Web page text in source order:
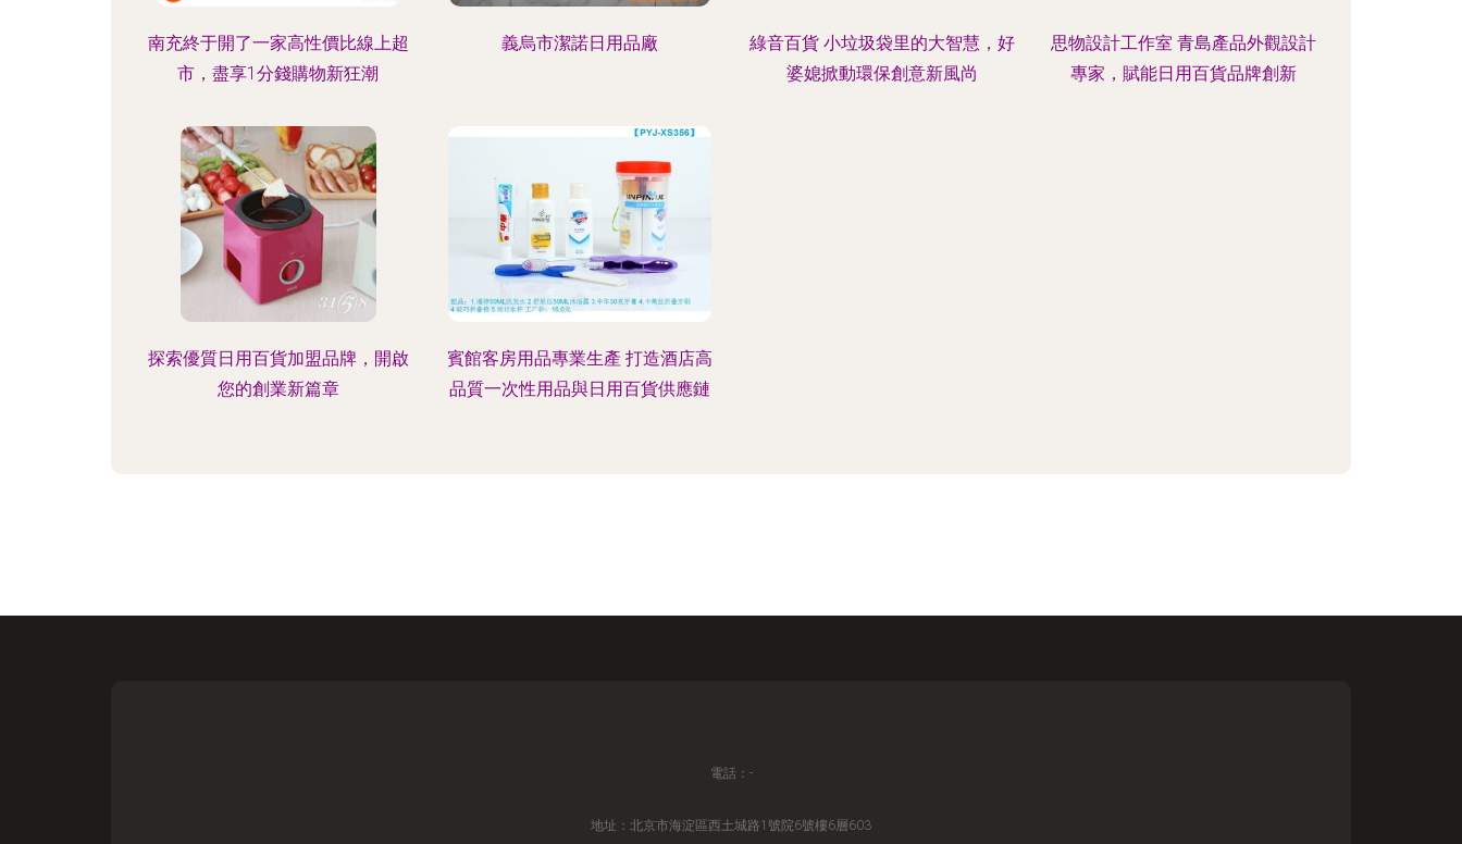
南充終于開了一家高性價比線上超
市，盡享1分錢購物新狂潮
義烏市潔諾日用品廠
綠音百貨 小垃圾袋里的大智慧，好
婆媳掀動環保創意新風尚
思物設計工作室 青島產品外觀設計
專家，賦能日用百貨品牌創新
探索優質日用百貨加盟品牌，開啟
您的創業新篇章
賓館客房用品專業生產 打造酒店高
品質一次性用品與日用百貨供應鏈
電話：-
地址：北京市海淀區西土城路1號院6號樓6層603